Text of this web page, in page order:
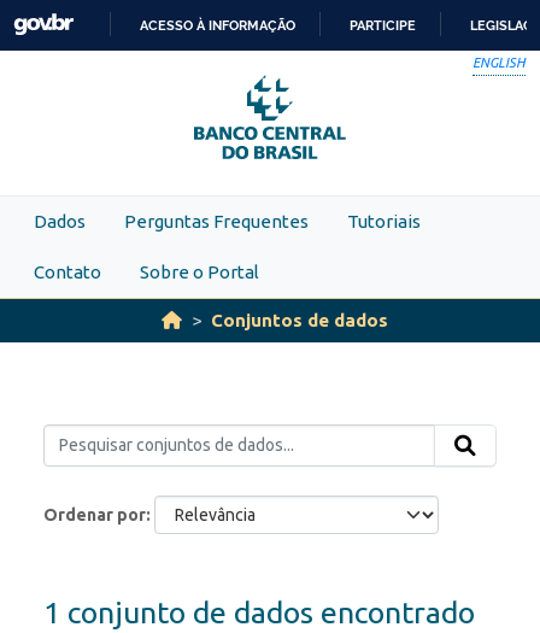
Skip to main content
PARA
O
CONTEÚDO
ACESSO À INFORMAÇÃO PARTICIPE
ENGLISH
Dados Perguntas Frequentes Tutoriais
Contato Sobre o Portal
Conjuntos de dados
Ordenar por
1 conjunto de dados encontrado